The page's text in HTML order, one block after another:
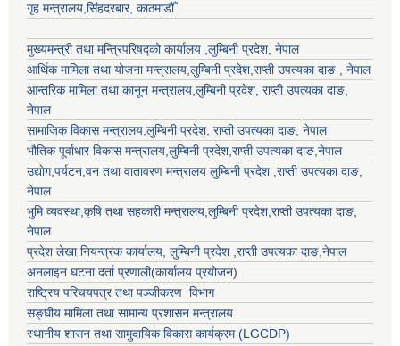
गृह मन्त्रालय,सिंहदरबार, काठमाडौँ
मुख्यमन्त्री तथा मन्त्रिपरिषद्को कार्यालय ,लुम्बिनी प्रदेश, नेपाल
आर्थिक मामिला तथा योजना मन्त्रालय,लुम्बिनी प्रदेश,राप्ती उपत्यका दाङ , नेपाल
आन्तरिक मामिला तथा कानून मन्त्रालय,लुम्बिनी प्रदेश, राप्ती उपत्यका दाङ,
नेपाल
सामाजिक विकास मन्त्रालय,लुम्बिनी प्रदेश, राप्ती उपत्यका दाङ, नेपाल
भौतिक पूर्वाधार विकास मन्त्रालय,लुम्बिनी प्रदेश,राप्ती उपत्यका दाङ,नेपाल
उद्याेग,पर्यटन,वन तथा वातावरण मन्त्रालय लुम्बिनी प्रदेश ,राप्ती उपत्यका दाङ,
नेपाल
भुमि व्यवस्था,कृषि तथा सहकारी मन्त्रालय,लुम्बिनी प्रदेश,राप्ती उपत्यका दाङ,
नेपाल
प्रदेश लेखा नियन्त्रक कार्यालय, लुम्बिनी प्रदेश ,राप्ती उपत्यका दाङ,नेपाल
अनलाइन घटना दर्ता प्रणाली(कार्यालय प्रयोजन)
राष्ट्रिय परिचयपत्र तथा पञ्जीकरण विभाग
सङ्घीय मामिला तथा सामान्य प्रशासन मन्त्रालय
स्थानीय शासन तथा सामुदायिक विकास कार्यक्रम (LGCDP)